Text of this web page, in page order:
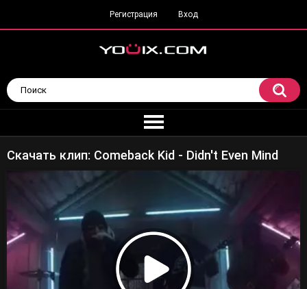
Регистрация Вход
Скачать клип: Comeback Kid - Didn't Even Mind